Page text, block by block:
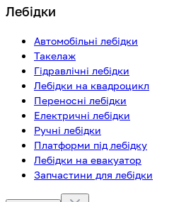
Лебідки
Автомобільні лебідки
Такелаж
Гідравлічні лебідки
Лебідки на квадроцикл
Переносні лебідки
Електричні лебідки
Ручні лебідки
Платформи під лебідку
Лебідки на евакуатор
Запчастини для лебідки